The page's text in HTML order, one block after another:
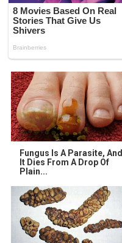
Fungus Is A Parasite, And
It Dies From A Drop Of
Plain...